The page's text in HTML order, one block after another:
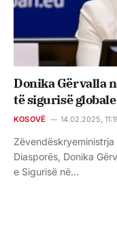
Donika Gërvalla
të sigurisë
KOSOVË 14.02.2025,
Diasporës, Donika
e Sigurisë në…